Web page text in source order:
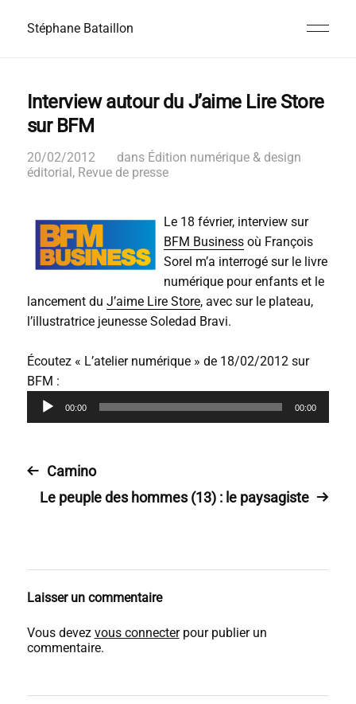
Stéphane Bataillon
Interview autour du J’aime Lire Store
sur BFM
20/02/2012 dans Édition numérique & design
éditorial, Revue de presse
Le 18 février, interview sur
BFM Businessoù François
Sorel m’a interrogé sur le livre
numérique pour enfants et le
lancement du J’aime Lire Store, avec sur le plateau,
l’illustratrice jeunesse Soledad Bravi.
Écoutez « L’atelier numérique » de 18/02/2012 sur
BFM :
e
e
i
00:00 00:00
Camino
Le peuple des hommes (13) : le paysagiste
Laisser un commentaire
Vous devez vous connecterpour publier un
commentaire.